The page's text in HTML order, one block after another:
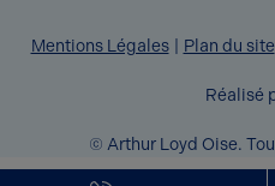
Mentions Légales Plan du site
© Arthur Loyd Oise.
Réalisé